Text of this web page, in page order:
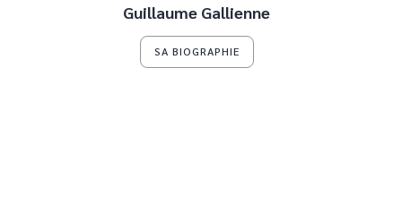
Guillaume Gallienne
SA BIOGRAPHIE